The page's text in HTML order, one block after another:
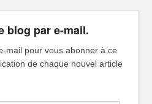
blog par e-mail.
mail pour vous abonner à ce
de chaque nouvel article